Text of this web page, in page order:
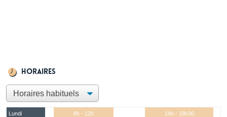
Horaires
Lundi 8h - 12h
14h - 18h30